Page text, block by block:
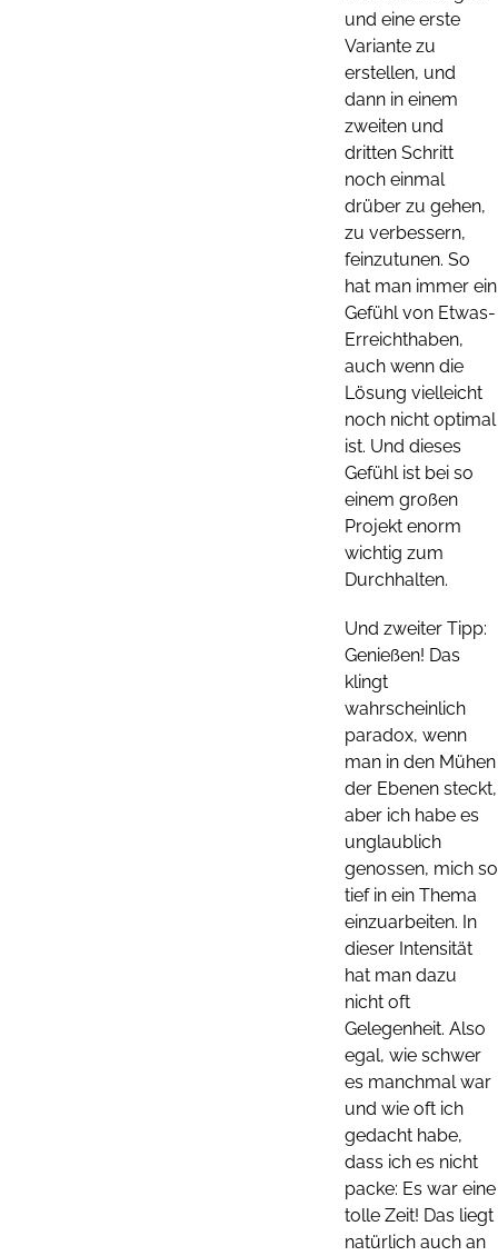
und eine erste
Variante zu
erstellen, und
dann in einem
zweiten und
dritten Schritt
noch einmal
drüber zu gehen,
zu verbessern,
feinzutunen. So
hat man immer ein
Gefühl von Etwas-
Erreichthaben,
auch wenn die
Lösung vielleicht
noch nicht optimal
ist. Und dieses
Gefühl ist bei so
einem großen
Projekt enorm
wichtig zum
Durchhalten.
Und zweiter Tipp:
Genießen! Das
klingt
wahrscheinlich
paradox, wenn
man in den Mühen
der Ebenen steckt,
aber ich habe es
unglaublich
genossen, mich so
tief in ein Thema
einzuarbeiten. In
dieser Intensität
hat man dazu
nicht oft
Gelegenheit. Also
egal, wie schwer
es manchmal war
und wie oft ich
gedacht habe,
dass ich es nicht
packe: Es war eine
tolle Zeit! Das liegt
natürlich auch an